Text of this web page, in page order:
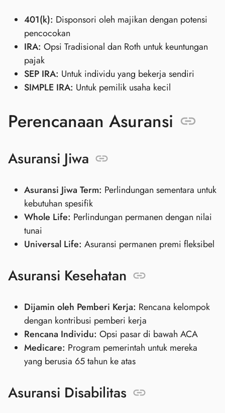
401(k): Disponsori oleh majikan dengan potensi
pencocokan
IRA: Opsi Tradisional dan Roth untuk keuntungan
pajak
SEP IRA: Untuk individu yang bekerja sendiri
SIMPLE IRA: Untuk pemilik usaha kecil
Perencanaan Asuransi
Asuransi Jiwa
Asuransi Jiwa Term: Perlindungan sementara untuk
kebutuhan spesifik
Whole Life: Perlindungan permanen dengan nilai
tunai
Universal Life: Asuransi permanen premi fleksibel
Asuransi Kesehatan
Dijamin oleh Pemberi Kerja: Rencana kelompok
dengan kontribusi pemberi kerja
Rencana Individu: Opsi pasar di bawah ACA
Medicare: Program pemerintah untuk mereka
yang berusia 65 tahun ke atas
Asuransi Disabilitas